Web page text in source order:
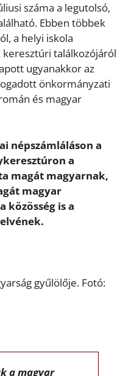
száma a legutolsó,
Ebben többek
a helyi iskola
keresztúri találkozójáról
ugyanakkor az
önkormányzati
és magyar
népszámláláson a
a
magát magyarnak,
magyar
közösség is a
gyűlölője. Fotó:
a magyar